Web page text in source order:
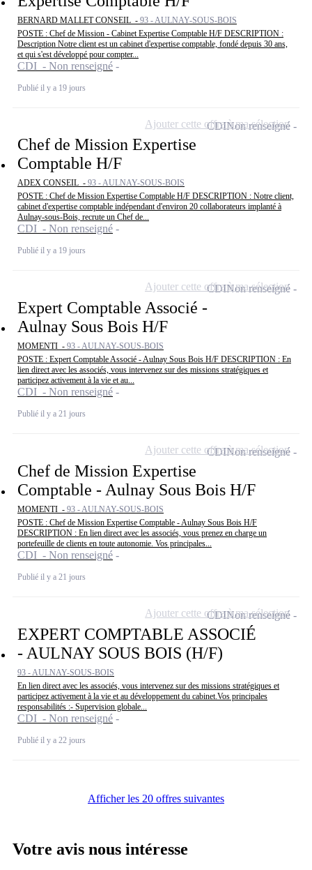
BERNARD MALLET CONSEIL - 93 - AULNAY-SOUS-BOIS
POSTE : Chef de Mission - Cabinet Expertise Comptable H/F DESCRIPTION :
Description Notre client est un cabinet d'expertise comptable, fondé depuis 30 ans,
et qui s'est développé pour compter...
CDI - Non renseigné
Publié il y a 19 jours
Chef de Mission Expertise
Comptable H/F
ADEX CONSEIL - 93 - AULNAY-SOUS-BOIS
POSTE : Chef de Mission Expertise Comptable H/F DESCRIPTION : Notre client,
cabinet d'expertise comptable indépendant d'environ 20 collaborateurs implanté à
Aulnay-sous-Bois, recrute un Chef de...
CDI - Non renseigné
Publié il y a 19 jours
CDINon renseigné
Ajouter cette offre à ma sélection
Expert Comptable Associé -
Aulnay Sous Bois H/F
MOMENTI - 93 - AULNAY-SOUS-BOIS
POSTE : Expert Comptable Associé - Aulnay Sous Bois H/F DESCRIPTION : En
lien direct avec les associés, vous intervenez sur des missions stratégiques et
participez activement à la vie et au...
CDI - Non renseigné
Publié il y a 21 jours
CDINon renseigné
Ajouter cette offre à ma sélection
Chef de Mission Expertise
Comptable - Aulnay Sous Bois H/F
MOMENTI - 93 - AULNAY-SOUS-BOIS
POSTE : Chef de Mission Expertise Comptable - Aulnay Sous Bois H/F
DESCRIPTION : En lien direct avec les associés, vous prenez en charge un
portefeuille de clients en toute autonomie. Vos principales...
CDI - Non renseigné
Publié il y a 21 jours
CDINon renseigné
Ajouter cette offre à ma sélection
EXPERT COMPTABLE ASSOCIÉ
- AULNAY SOUS BOIS (H/F)
93 - AULNAY-SOUS-BOIS
En lien direct avec les associés, vous intervenez sur des missions stratégiques et
participez activement à la vie et au développement du cabinet.Vos principales
responsabilités :- Supervision globale...
CDI - Non renseigné
Publié il y a 22 jours
CDINon renseigné
Ajouter cette offre à ma sélection
Afficher les 20 offres suivantes
Votre avis nous intéresse